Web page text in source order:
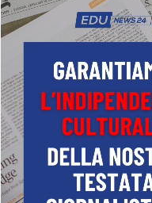
Lavoro 9 ago
Salvini vuole
le pensioni:
Editoriali 9 ago
Crollo
sotto UK e
dietro il gap
welfare
Lavoro 9 ago